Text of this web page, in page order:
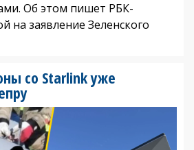
Об этом пишет РБК-
на заявление Зеленского
со Starlink уже